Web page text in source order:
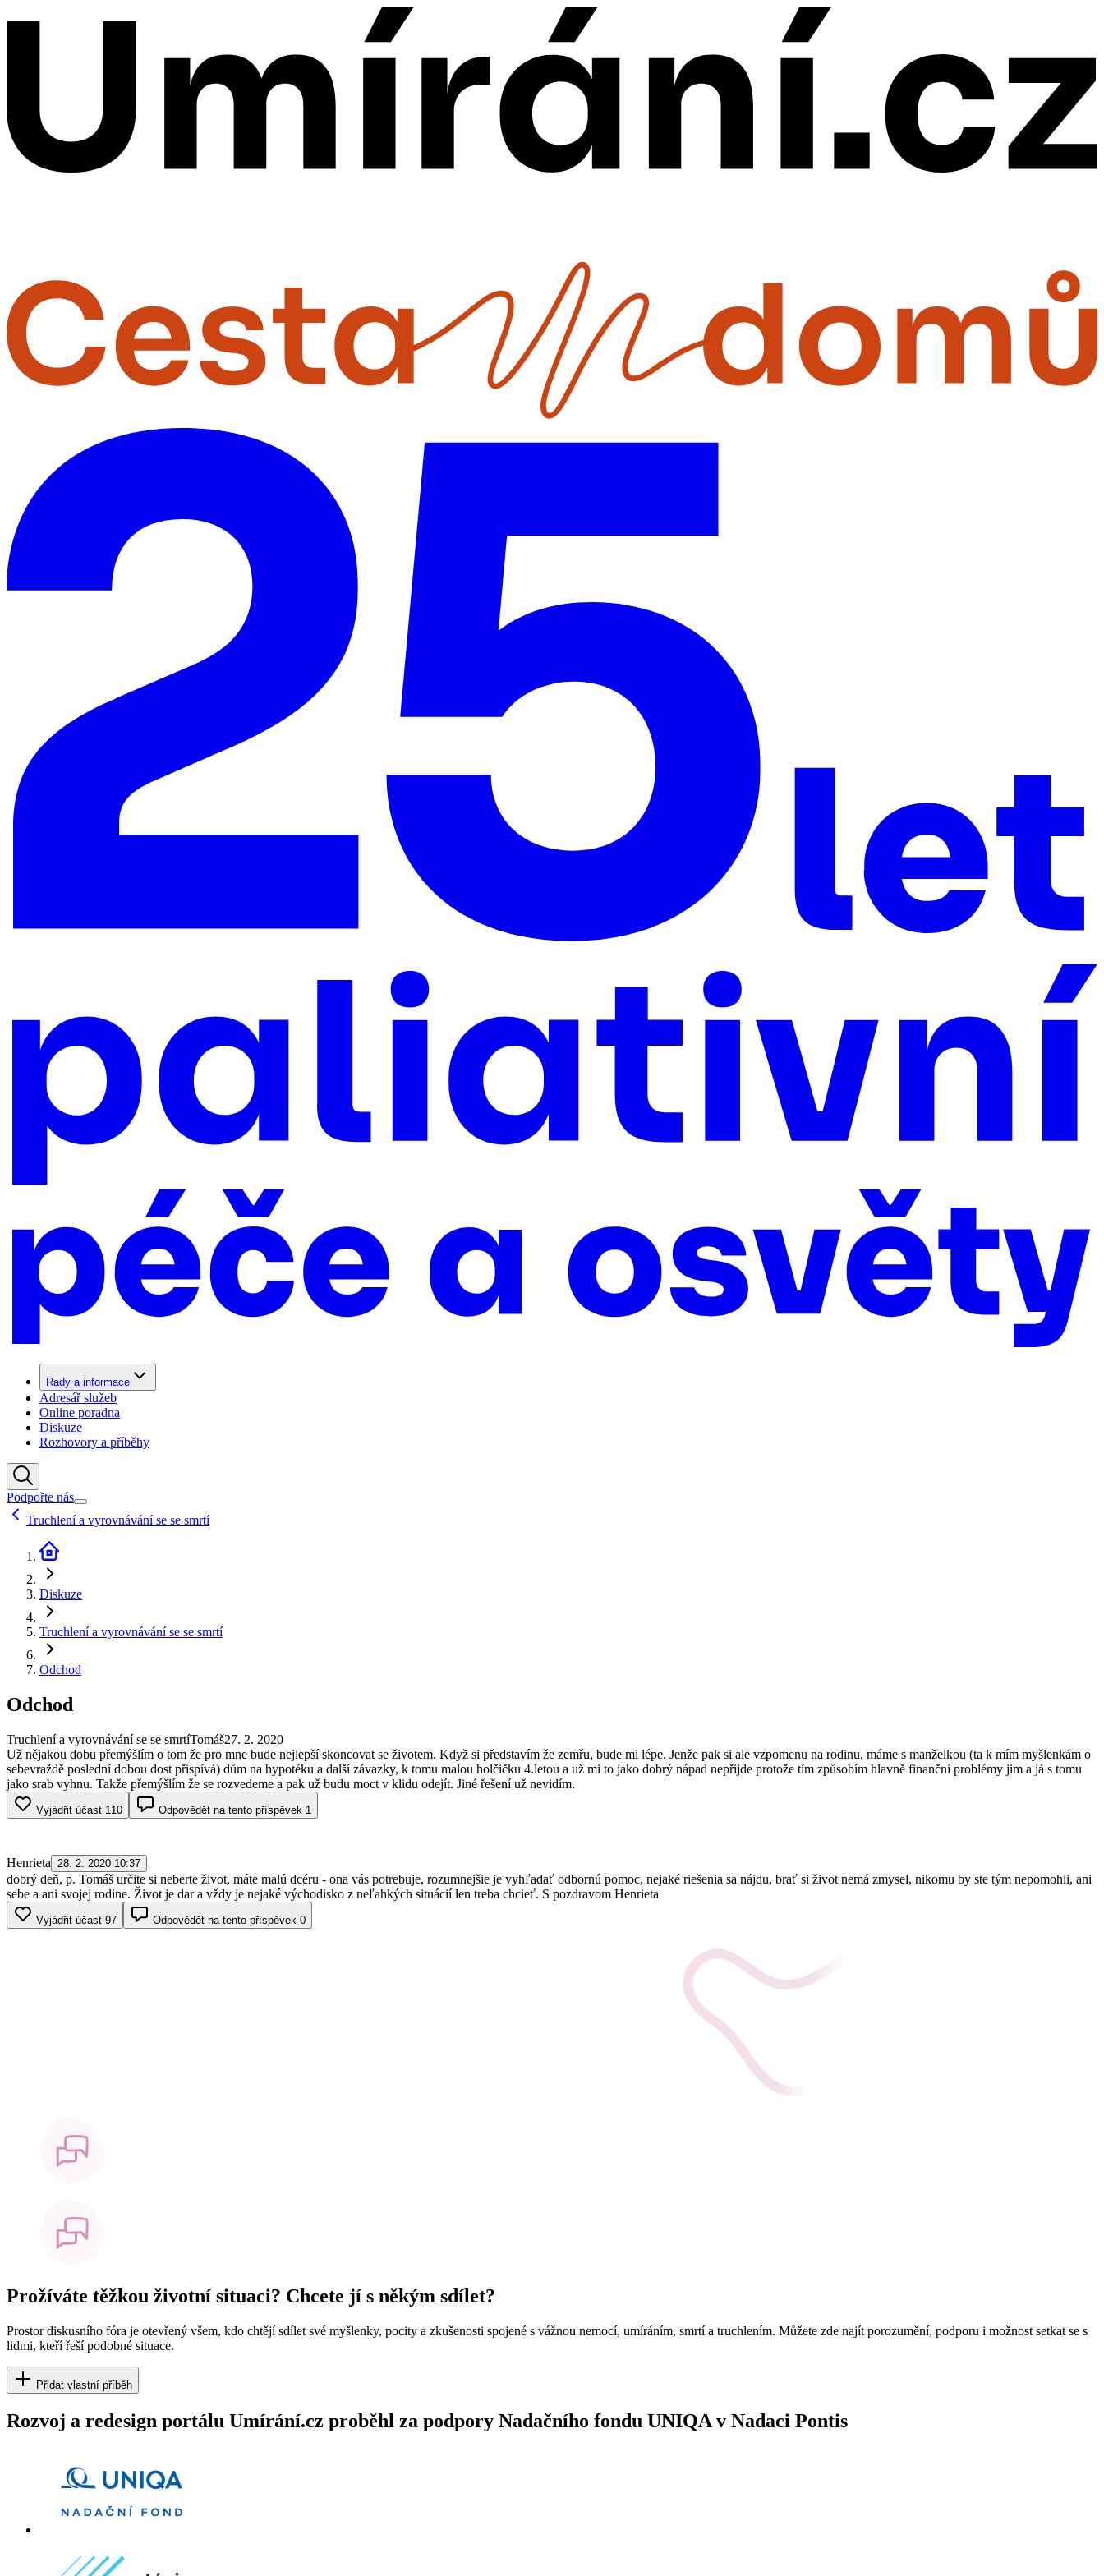
Rady a informace
Adresář služeb
Online poradna
Diskuze
Rozhovory a příběhy
Podpořte nás
Truchlení a vyrovnávání se se smrtí
Diskuze
Truchlení a vyrovnávání se se smrtí
Odchod
Odchod
Truchlení a vyrovnávání se se smrtíTomáš27. 2. 2020
Už nějakou dobu přemýšlím o tom že pro mne bude nejlepší skoncovat se životem. Když si představím že zemřu, bude mi lépe. Jenže pak si ale vzpomenu na rodinu, máme s manželkou (ta k mím myšlenkám o
sebevraždě poslední dobou dost přispívá) dům na hypotéku a další závazky, k tomu malou holčičku 4.letou a už mi to jako dobrý nápad nepřijde protože tím způsobím hlavně finanční problémy jim a já s tomu
jako srab vyhnu. Takže přemýšlím že se rozvedeme a pak už budu moct v klidu odejít. Jiné řešení už nevidím.
Vyjádřit účast 110 Odpovědět na tento příspěvek 1
Henrieta 28. 2. 2020 10:37
dobrý deň, p. Tomáš určite si neberte život, máte malú dcéru - ona vás potrebuje, rozumnejšie je vyhľadať odbornú pomoc, nejaké riešenia sa nájdu, brať si život nemá zmysel, nikomu by ste tým nepomohli, ani
sebe a ani svojej rodine. Život je dar a vždy je nejaké východisko z neľahkých situácií len treba chcieť. S pozdravom Henrieta
Vyjádřit účast 97 Odpovědět na tento příspěvek 0
Prožíváte těžkou životní situaci? Chcete jí s někým sdílet?
Prostor diskusního fóra je otevřený všem, kdo chtějí sdílet své myšlenky, pocity a zkušenosti spojené s vážnou nemocí, umíráním, smrtí a truchlením. Můžete zde najít porozumění, podporu i možnost setkat se s
lidmi, kteří řeší podobné situace.
Přidat vlastní příběh
Rozvoj a redesign portálu Umírání.cz proběhl za podpory Nadačního fondu UNIQA v Nadaci Pontis